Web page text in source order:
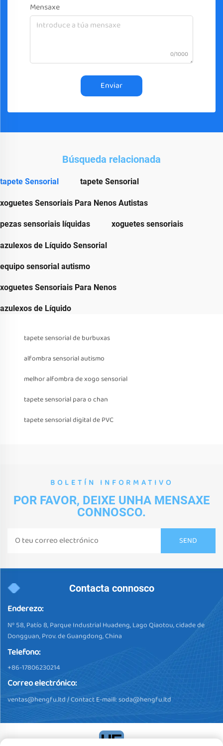
Mensaxe
0/1000
Enviar
Búsqueda relacionada
tapete Sensorial tapete Sensorial
xoguetes Sensoriais Para Nenos Autistas
pezas sensoriais líquidas xoguetes sensoriais
azulexos de Líquido Sensorial
equipo sensorial autismo
xoguetes Sensoriais Para Nenos
azulexos de Líquido
tapete sensorial de burbuxas
alfombra sensorial autismo
melhor alfombra de xogo sensorial
tapete sensorial para o chan
tapete sensorial digital de PVC
BOLETÍN INFORMATIVO
POR FAVOR, DEIXE UNHA MENSAXE
CONNOSCO.
Contacta connosco
Enderezo:
Nº 58, Patío 8, Parque Industrial Huadeng, Lago Qiaotou, cidade de
Dongguan, Prov. de Guangdong, China
Telefono:
+86-17806230214
Correo electrónico:
ventas@hengfu.ltd/ Contact E-maill:soda@hengfu.ltd